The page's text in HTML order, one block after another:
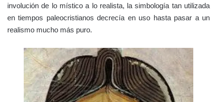
involución de lo místico a lo realista, la simbología tan utilizada
en tiempos paleocristianos decrecía en uso hasta pasar a un
realismo mucho más puro.